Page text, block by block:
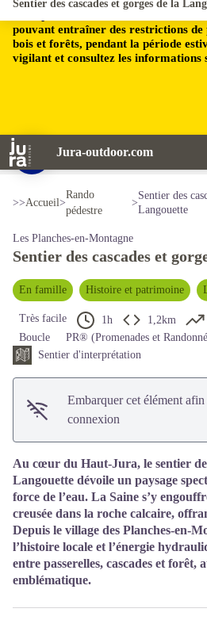
pouvant entraîner des restrictions de
bois et forêts, pendant la période
vigilant et consultez les informations
Jura-outdoor.com
Sentier des cascades et gorges de la
Voir
>>Accueil>
Rando
pédestre
>
Sentier des
Langouette
Les Planches-en-Montagne
Sentier des cascades et
En famille Histoire et patrimoine
Très facile 1h 1,2km
Boucle
PR® (Promenades et
Sentier d'interprétation
Embarquer cet élément
connexion
Au cœur du Haut-Jura, le sentier
Langouette dévoile un paysage
force de l’eau. La Saine s’y
creusée dans la roche calcaire,
Depuis le village des Planches-en-
l’histoire locale et l’énergie
entre passerelles, cascades et forêt,
emblématique.